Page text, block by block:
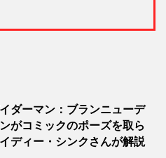
ダーマン：ブランニューデ
がコミックのポーズを取ら
ディー・シンクさんが解説